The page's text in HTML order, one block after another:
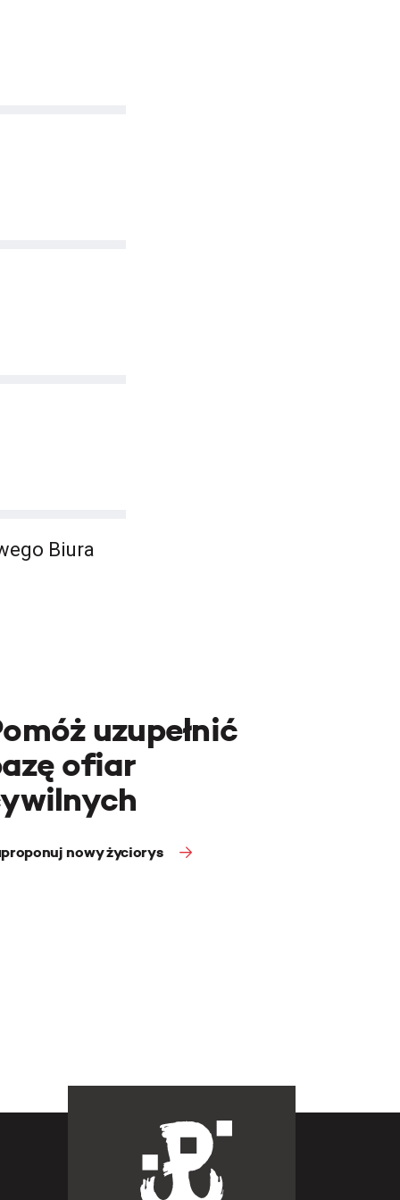
Biura
uzupełnić
ofiar
nowy życiorys